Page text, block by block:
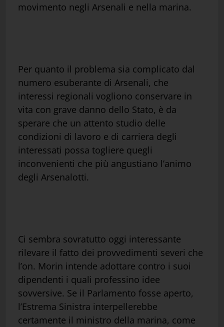
movimento negli Arsenali e nella marina.
Per quanto il problema sia complicato dal
numero esuberante di Arsenali, che
interessi regionali vogliono conservare in
vita con grave danno dello Stato, è da
sperare che un attento studio delle
condizioni di lavoro e di carriera degli
interessati possa togliere quegli
inconvenienti che più angustiano l’animo
degli Arsenalotti.
Ci sembra sovratutto oggi interessante
rilevare il fatto dei provvedimenti severi che
l’on. Morin intende adottare contro i suoi
dipendenti i quali professino idee
sovversive. Se il Parlamento fosse aperto,
l’Estrema Sinistra interpellerebbe
certamente il ministro della marina, come